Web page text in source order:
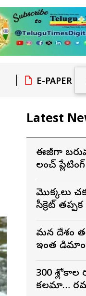
E-PAPER
Latest
ఈజీగా
లంచ్
మొక్కలు
సీక్రెట్
మన దేశం
ఇంత
300
కలమా…